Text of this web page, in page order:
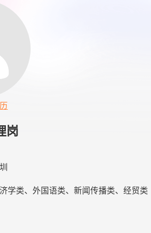
岗
学类、外国语类、新闻传播类、经贸类